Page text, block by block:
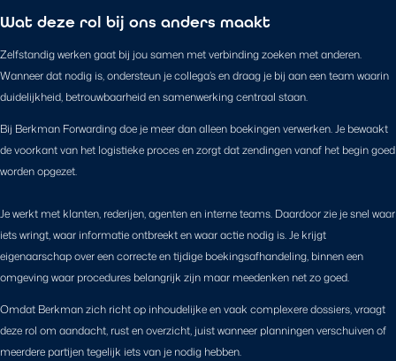
Wat deze rol bij ons anders maakt
Zelfstandig werken gaat bij jou samen met verbinding zoeken met anderen.
Wanneer dat nodig is, ondersteun je collega’s en draag je bij aan een team waarin
duidelijkheid, betrouwbaarheid en samenwerking centraal staan.
Bij Berkman Forwarding doe je meer dan alleen boekingen verwerken. Je bewaakt
de voorkant van het logistieke proces en zorgt dat zendingen vanaf het begin goed
worden opgezet.
Je werkt met klanten, rederijen, agenten en interne teams. Daardoor zie je snel waar
iets wringt, waar informatie ontbreekt en waar actie nodig is. Je krijgt
eigenaarschap over een correcte en tijdige boekingsafhandeling, binnen een
omgeving waar procedures belangrijk zijn maar meedenken net zo goed.
Omdat Berkman zich richt op inhoudelijke en vaak complexere dossiers, vraagt
deze rol om aandacht, rust en overzicht, juist wanneer planningen verschuiven of
meerdere partijen tegelijk iets van je nodig hebben.